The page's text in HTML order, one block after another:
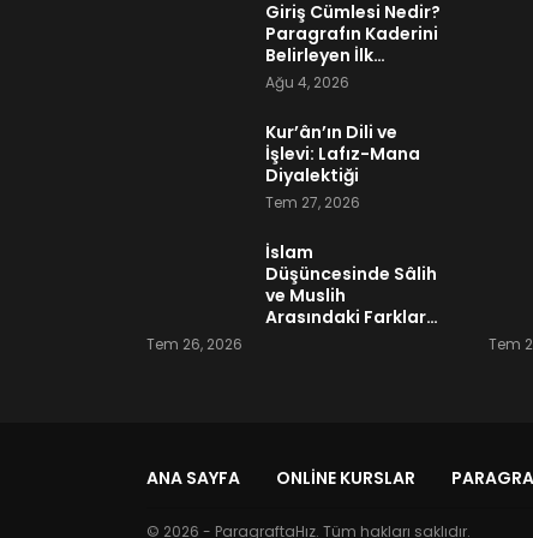
Giriş Cümlesi Nedir?
Paragrafın Kaderini
Belirleyen İlk…
Ağu 4, 2026
Kur’ân’ın Dili ve
İşlevi: Lafız-Mana
Diyalektiği
Tem 27, 2026
İslam
Düşüncesinde Sâlih
ve Muslih
Arasındaki Farklar…
Tem 26, 2026 Tem
ANA SAYFA ONLINE KURSLAR
© 2026 - ParagraftaHız. Tüm hakları saklıdır.